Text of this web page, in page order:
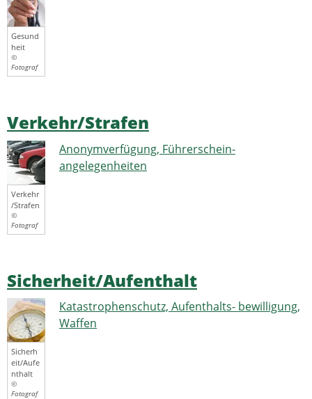
Gesund
heit
©
Fotograf
Verkehr/Strafen
Verkehr
/Strafen
©
Fotograf
Anonymverfügung, Führerschein-
angelegenheiten
Sicherheit/Aufenthalt
Sicherh
eit/Aufe
nthalt
©
Fotograf
Katastrophenschutz, Aufenthalts- bewilligung,
Waffen